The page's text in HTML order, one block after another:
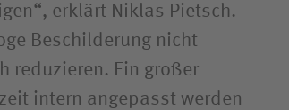
erklärt Niklas Pietsch.
Beschilderung nicht
reduzieren. Ein großer
intern angepasst werden